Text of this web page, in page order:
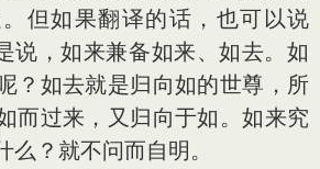
但如果翻译的话，也可以说
说，如来兼备如来、如去。如
？如去就是归向如的世尊，所
而过来，又归向于如。如来究
么？就不问而自明。